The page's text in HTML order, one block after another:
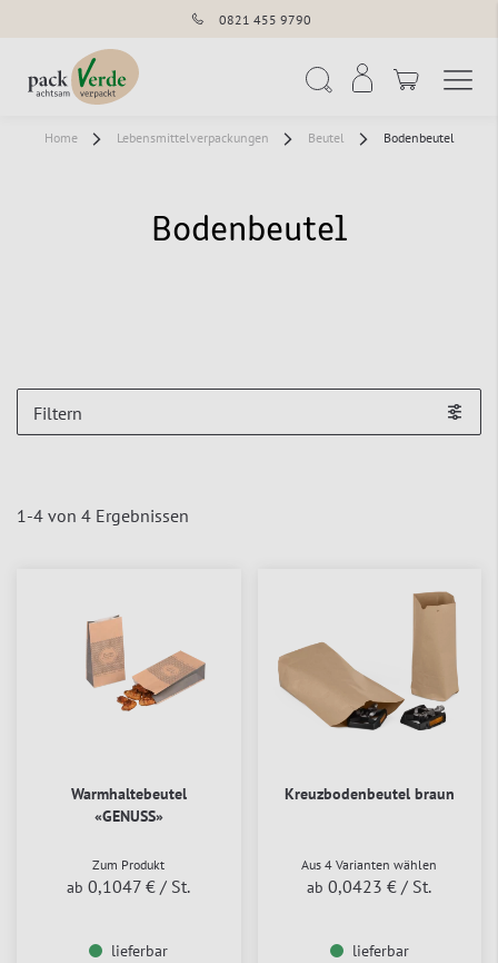
0821 455 9790
Home Lebensmittelverpackungen Beutel Bodenbeutel
Bodenbeutel
1 -4 von 4 Ergebnissen
Warmhaltebeutel
«GENUSS»
Zum Produkt
ab 0,1047 € / St.
lieferbar
Kreuzbodenbeutel braun
Aus 4 Varianten wählen
ab 0,0423 € / St.
lieferbar
Filtern